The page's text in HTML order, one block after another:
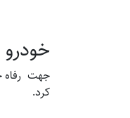
خودرو
جهت رفاه
کرد.